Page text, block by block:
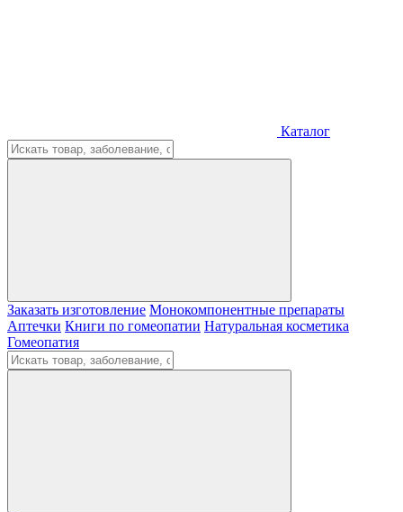
Каталог
Заказать изготовление Монокомпонентные препараты
Аптечки Книги по гомеопатии Натуральная косметика
Гомеопатия